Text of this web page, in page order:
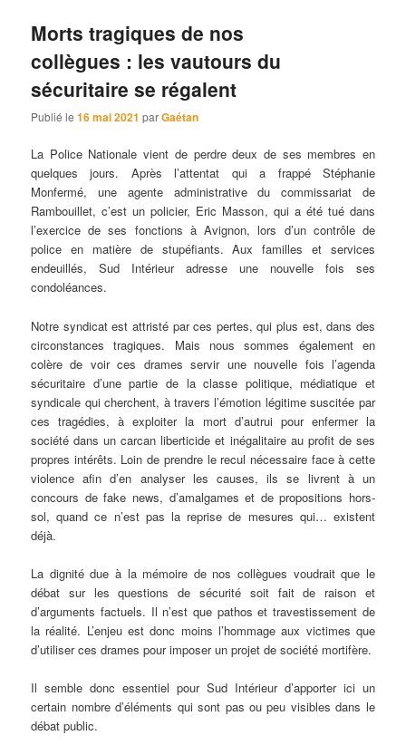
Morts tragiques de nos
collègues : les vautours du
sécuritaire se régalent
Publié le16 mai 2021 parGaétan
La Police Nationale vient de perdre deux de ses membres en
quelques jours. Après l’attentat qui a frappé Stéphanie
Monfermé, une agente administrative du commissariat de
Rambouillet, c’est un policier, Eric Masson, qui a été tué dans
l’exercice de ses fonctions à Avignon, lors d’un contrôle de
police en matière de stupéfiants. Aux familles et services
endeuillés, Sud Intérieur adresse une nouvelle fois ses
condoléances.
Notre syndicat est attristé par ces pertes, qui plus est, dans des
circonstances tragiques. Mais nous sommes également en
colère de voir ces drames servir une nouvelle fois l’agenda
sécuritaire d’une partie de la classe politique, médiatique et
syndicale qui cherchent, à travers l’émotion légitime suscitée par
ces tragédies, à exploiter la mort d’autrui pour enfermer la
société dans un carcan liberticide et inégalitaire au profit de ses
propres intérêts. Loin de prendre le recul nécessaire face à cette
violence afin d’en analyser les causes, ils se livrent à un
concours de fake news, d’amalgames et de propositions hors-
sol, quand ce n’est pas la reprise de mesures qui… existent
déjà.
La dignité due à la mémoire de nos collègues voudrait que le
débat sur les questions de sécurité soit fait de raison et
d’arguments factuels. Il n’est que pathos et travestissement de
la réalité. L’enjeu est donc moins l’hommage aux victimes que
d’utiliser ces drames pour imposer un projet de société mortifère.
Il semble donc essentiel pour Sud Intérieur d’apporter ici un
certain nombre d’éléments qui sont pas ou peu visibles dans le
débat public.